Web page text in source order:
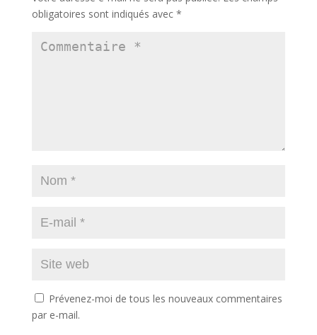
obligatoires sont indiqués avec *
Prévenez-moi de tous les nouveaux commentaires
par e-mail.